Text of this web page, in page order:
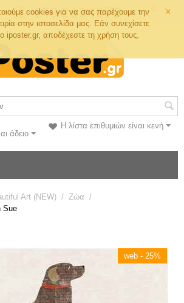
×
cookies για να σας παρέχουμε την
στην ιστοσελίδα μας. Εάν συνεχίσετε
iposter.gr, αποδέχεστε τη χρήση τους.
Η λίστα επιθυμιών είναι κενή
άδειο
Art (NEW) / Ζώα /
Sue
web - 25%